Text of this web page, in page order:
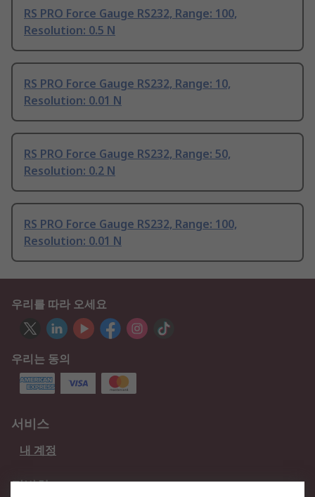
RS PRO Force Gauge RS232, Range: 100,
Resolution: 0.5 N
RS PRO Force Gauge RS232, Range: 10,
Resolution: 0.01 N
RS PRO Force Gauge RS232, Range: 50,
Resolution: 0.2 N
RS PRO Force Gauge RS232, Range: 100,
Resolution: 0.01 N
우리를 따라 오세요
우리는 동의
서비스
내 계정
적법한